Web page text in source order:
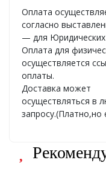
Оплата
согласно
— для Юридических
Оплата для
осуществляется
оплаты.
Доставка может
осуществляться в
запросу.(Платно,но